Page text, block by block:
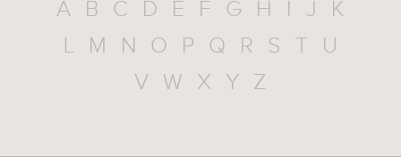
A B C D E F G H I J
K
L
M N O P Q R S T
U
V
W X Y Z